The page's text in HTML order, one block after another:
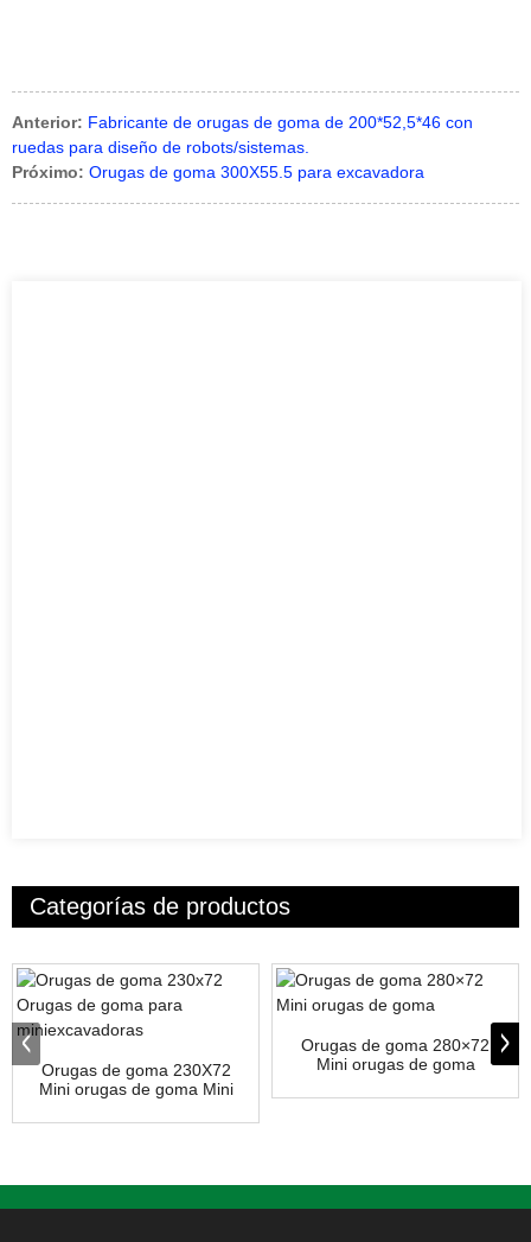
Anterior: Fabricante de orugas de goma de 200*52,5*46 con
ruedas para diseño de robots/sistemas.
Próximo: Orugas de goma 300X55.5 para excavadora
Categorías de productos
Orugas de goma 230X72
Mini orugas de goma Mini
Orugas de goma 280×72
Mini orugas de goma